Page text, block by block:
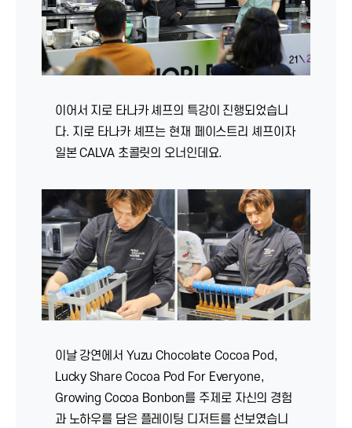
이어서 지로 타나카 셰프의 특강이 진행되었습니
다. 지로 타나카 셰프는 현재 페이스트리 셰프이자
일본 CALVA 초콜릿의 오너인데요.
이날 강연에서 Yuzu Chocolate Cocoa Pod,
Lucky Share Cocoa Pod For Everyone,
Growing Cocoa Bonbon를 주제로 자신의 경험
과 노하우를 담은 플레이팅 디저트를 선보였습니